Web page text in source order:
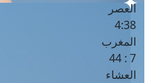
العصر
4:38
المغرب
7 : 44
العشاء